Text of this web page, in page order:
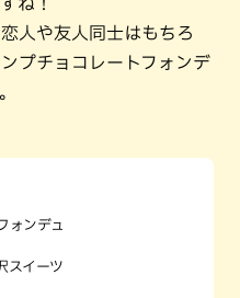
人や友人同士はもちろ
プチョコレートフォンデ
ォンデュ
スイーツ